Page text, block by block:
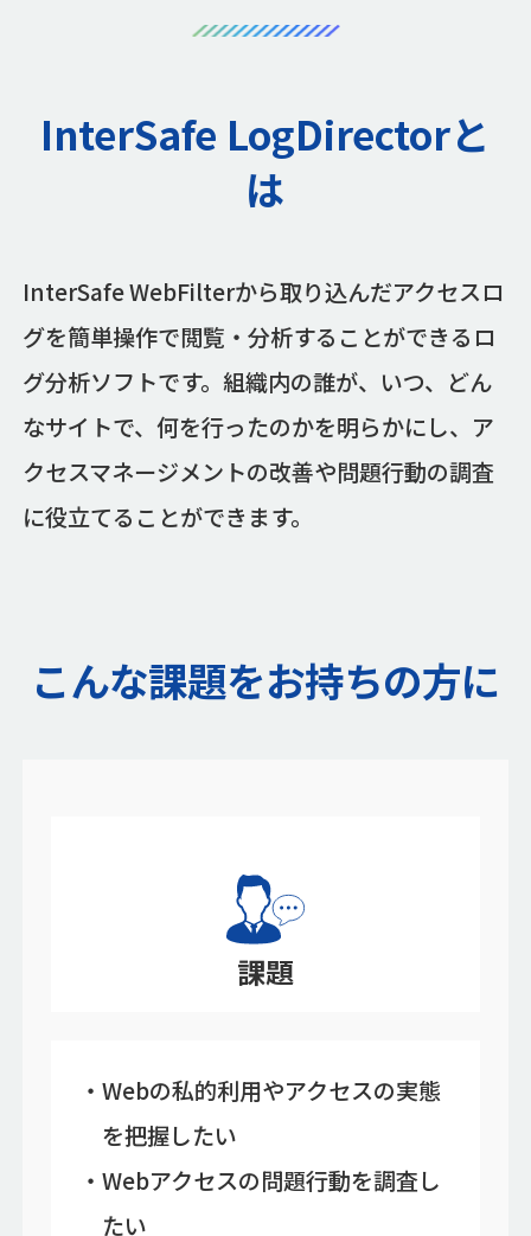
InterSafe LogDirectorと
は
InterSafe WebFilterから取り込んだアクセスロ
グを簡単操作で閲覧・分析することができるロ
グ分析ソフトです。組織内の誰が、いつ、どん
なサイトで、何を行ったのかを明らかにし、ア
クセスマネージメントの改善や問題行動の調査
に役立てることができます。
こんな課題をお持ちの方に
課題
Webの私的利用やアクセスの実態
を把握したい
Webアクセスの問題行動を調査し
たい